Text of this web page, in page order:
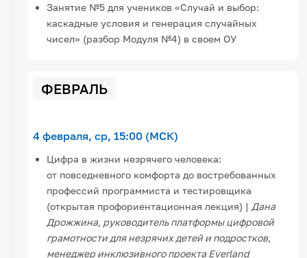
Занятие №5 для учеников «Случай и выбор:
каскадные условия и генерация случайных
чисел» (разбор Модуля №4) в своем ОУ
ФЕВРАЛЬ
4 февраля, ср, 15:00 (МСК)
Цифра в жизни незрячего человека:
от повседневного комфорта до востребованных
профессий программиста и тестировщика
(открытая профориентационная лекция) | Дана
Дрожжина, руководитель платформы цифровой
грамотности для незрячих детей и подростков,
менеджер инклюзивного проекта Everland